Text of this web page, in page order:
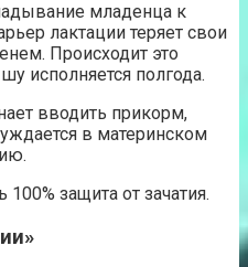
младенца к
лактации теряет свои
Происходит это
исполняется полгода.
вводить прикорм,
в материнском
защита от зачатия.